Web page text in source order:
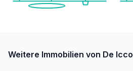
Weitere Immobilien von De Icco